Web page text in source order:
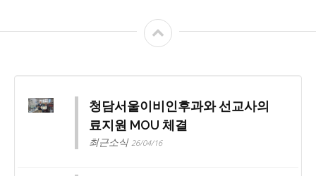
청담서울이비인후과와 선교사의
료지원 MOU 체결
최근소식 26/04/16